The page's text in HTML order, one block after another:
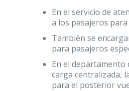
En el servicio de
a los pasajeros
También se
para pasajeros
En el departamento
carga centralizada,
para el posterior